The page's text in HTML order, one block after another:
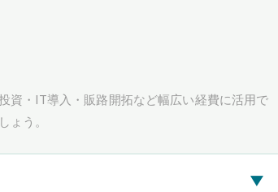
資・IT導入・販路開拓など幅広い経費に活用で
ょう。
▶